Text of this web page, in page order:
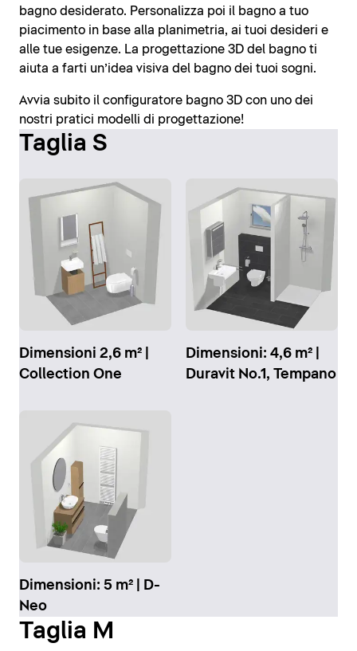
bagno desiderato. Personalizza poi il bagno a tuo
piacimento in base alla planimetria, ai tuoi desideri e
alle tue esigenze. La progettazione 3D del bagno ti
aiuta a farti un’idea visiva del bagno dei tuoi sogni.
Avvia subito il configuratore bagno 3D con uno dei
nostri pratici modelli di progettazione!
Taglia S
Dimensioni 2,6 m² |
Collection One
Dimensioni: 4,6 m² |
Duravit No.1, Tempano
Dimensioni: 5 m² | D-
Neo
Taglia M